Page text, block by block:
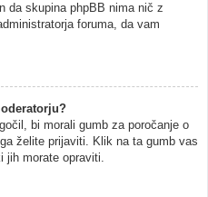
da skupina phpBB nima nič z
foruma, da vam
bi morali gumb za poročanje o
želite prijaviti. Klik na ta gumb vas
morate opraviti.